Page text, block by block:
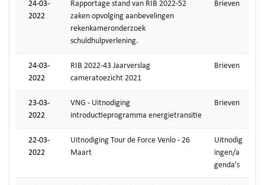
24-03-
2022
Rapportage stand van RIB 2022-52
zaken opvolging aanbevelingen
rekenkameronderzoek
schuldhulpverlening.
Brieven
24-03-
2022
RIB 2022-43 Jaarverslag
cameratoezicht 2021
Brieven
23-03-
2022
VNG - Uitnodiging
introductieprogramma energietransitie
Brieven
22-03-
2022
Uitnodiging Tour de Force Venlo - 26
Maart
Uitnodig
ingen/a
genda's